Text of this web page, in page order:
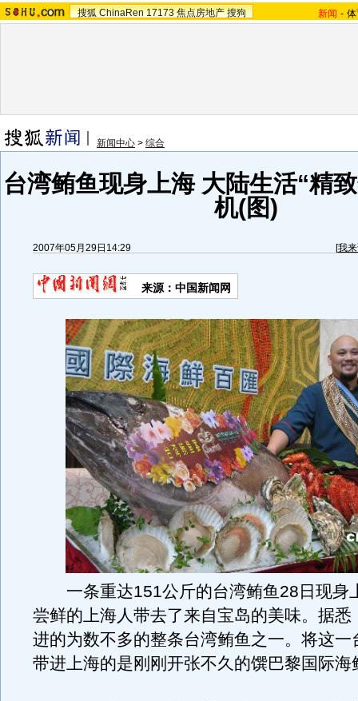
搜狐 ChinaRen 17173 焦点房地产 搜狗 新闻 -
新闻中心 > 综合
台湾鲔鱼现身上海 大陆生活“精
机(图)
2007年05月29日14:29 [我
来源：中国新闻网
一条重达151公斤的台湾鲔鱼28日现身
尝鲜的上海人带去了来自宝岛的美味。据悉
进的为数不多的整条台湾鲔鱼之一。将这一
带进上海的是刚刚开张不久的馔巴黎国际海